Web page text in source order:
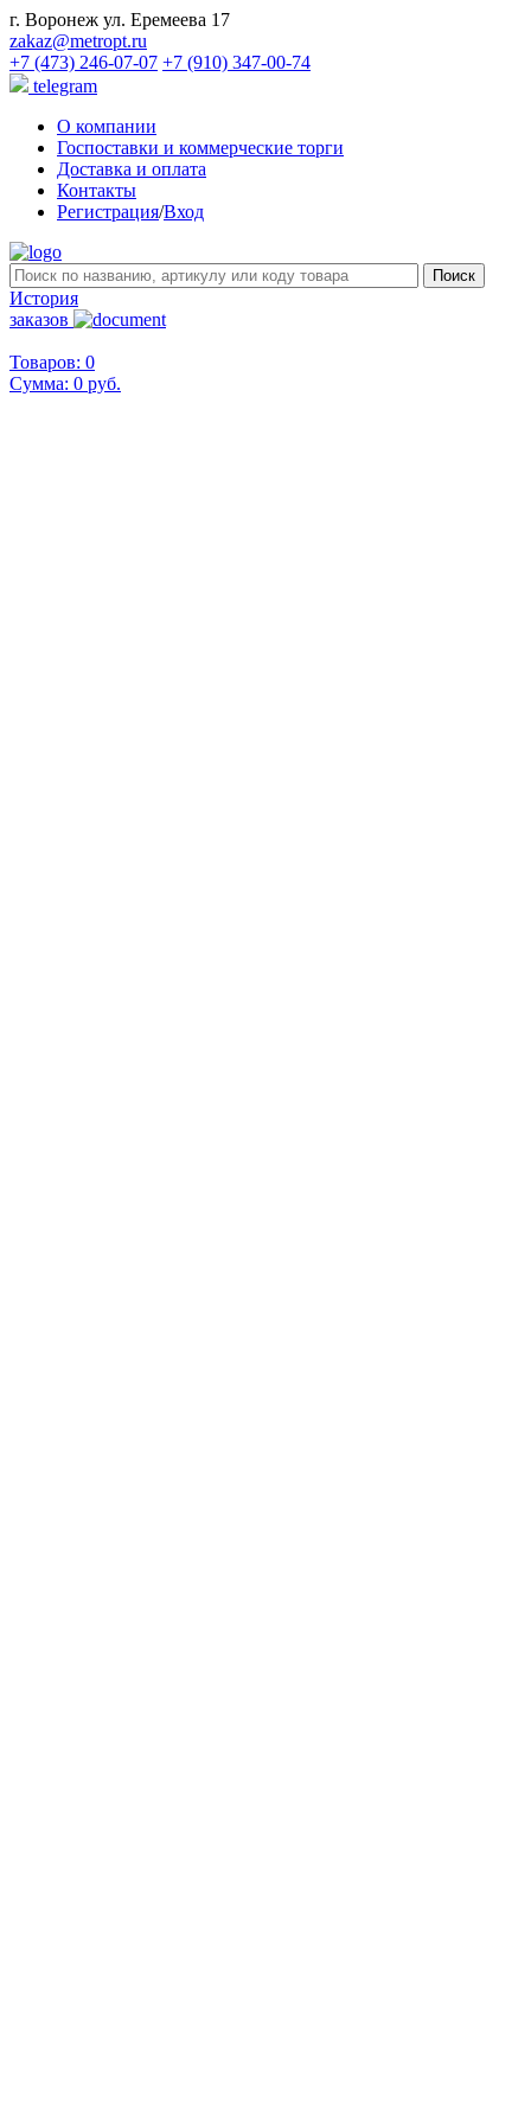
г. Воронеж ул. Еремеева 17
zakaz@metropt.ru
+7 (473) 246-07-07 +7 (910) 347-00-74
telegram
О компании
Госпоставки и коммерческие торги
Доставка и оплата
Контакты
Регистрация/Вход
История
заказов
Товаров: 0
Сумма: 0 руб.